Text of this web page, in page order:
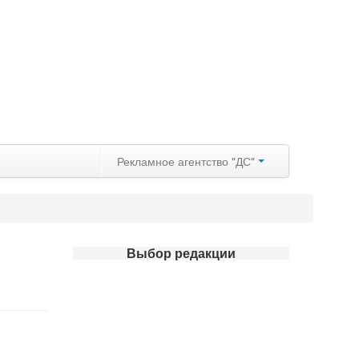
Рекламное агентство "ДС"
Выбор редакции